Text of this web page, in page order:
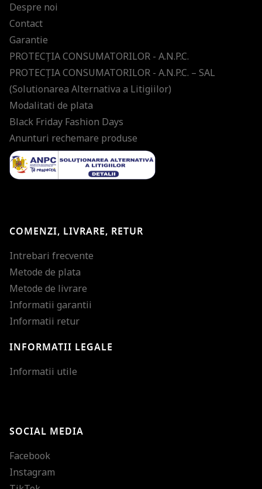
Despre noi
Contact
Garantie
PROTECŢIA CONSUMATORILOR - A.N.P.C.
PROTECŢIA CONSUMATORILOR - A.N.P.C. – SAL
(Solutionarea Alternativa a Litigiilor)
Modalitati de plata
Black Friday Fashion Days
Anunturi rechemare produse
COMENZI, LIVRARE, RETUR
Intrebari frecvente
Metode de plata
Metode de livrare
Informatii garantii
Informatii retur
INFORMATII LEGALE
Informatii utile
SOCIAL MEDIA
Facebook
Instagram